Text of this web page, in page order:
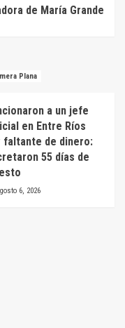
de María Grande
Plana
a un jefe
en Entre Ríos
faltante de dinero:
55 días de
6, 2026